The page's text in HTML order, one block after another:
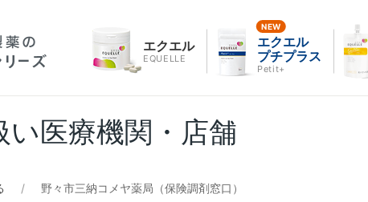
エクエル
EQUELLE
エクエル
プチプラス
Petit+
い医療機関・店舗
野々市三納コメヤ薬局（保険調剤窓口）